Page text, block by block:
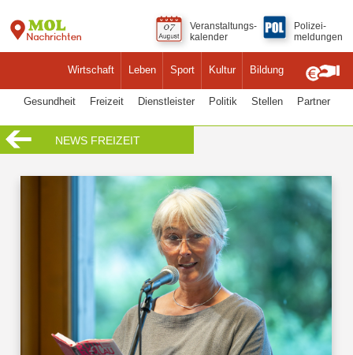
Wirtschaft Leben Sport Kultur Bildung
Veranstaltungs-
kalender
Polizei-
meldungen
Gesundheit Freizeit Dienstleister Politik Stellen Partner
NEWS FREIZEIT